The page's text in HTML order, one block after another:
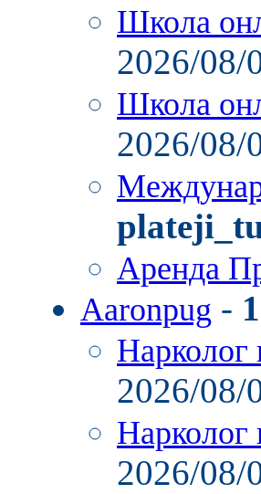
Школа
2026/08/
Школа
2026/08/
Аренда
Aaronpug -
Нарколог
2026/
Нарколог
2026/08/